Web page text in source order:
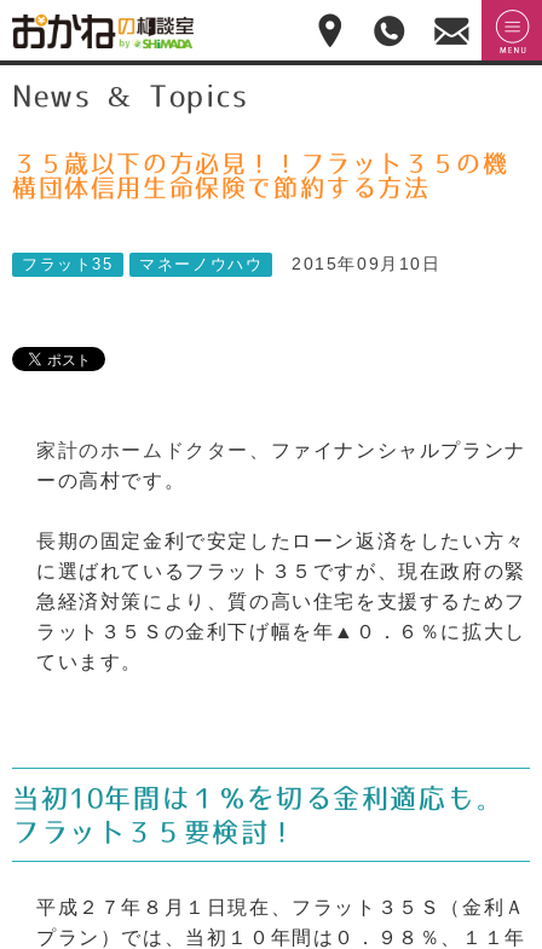
おかねの相談室 by
嶋田商事
せ
028-
908-
日:10:00-
News & Topics
３５歳以下の方必見！！フラット３５の機
構団体信用生命保険で節約する方法
フラット35 マネーノウハウ 2015年09月10日
家計のホームドクター、 ファイナンシャルプランナ
ーの高村です。
長期の固定金利で安定したローン返済をしたい方々
に選ばれているフラット３５ですが、現在政府の緊
急経済対策により、質の高い住宅を支援するためフ
ラット３５Ｓの金利下げ幅を年▲０．６％に拡大し
ています。
当初10年間は１％を切る金利適応も。
フラット３５要検討！
平成２７年８月１日現在、フラット３５Ｓ（金利Ａ
プラン）では、当初１０年間は０．９８％、１１年